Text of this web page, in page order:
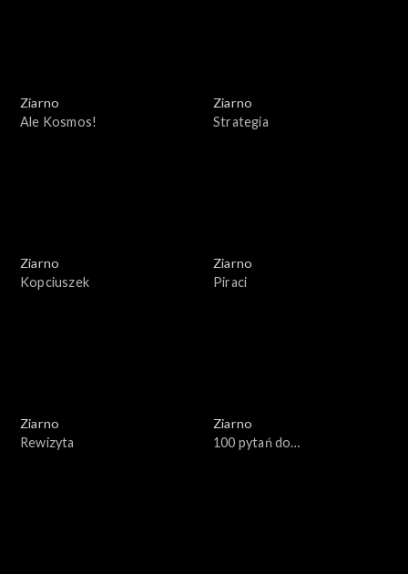
Ziarno
Ale Kosmos!
Ziarno
Strategia
Ziarno
Kopciuszek
Ziarno
Piraci
Ziarno
Rewizyta
Ziarno
100 pytań do…